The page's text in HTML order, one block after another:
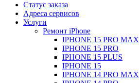
Статус заказа
Адреса сервисов
Услуги
Ремонт iPhone
IPHONE 15 PRO MAX
IPHONE 15 PRO
IPHONE 15 PLUS
IPHONE 15
IPHONE 14 PRO MAX